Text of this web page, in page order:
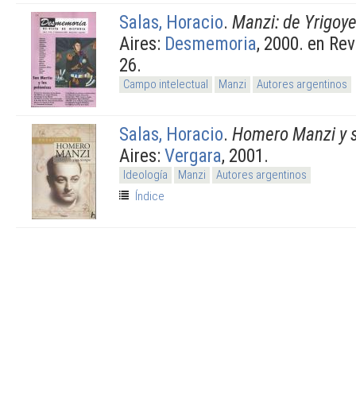
Salas, Horacio. Manzi: de
Aires: Desmemoria, 2000. en
26.
Campo intelectual Manzi Autores argentinos
Salas, Horacio. Homero Manzi y
Aires: Vergara, 2001.
Ideología Manzi
Autores argentinos
Índice